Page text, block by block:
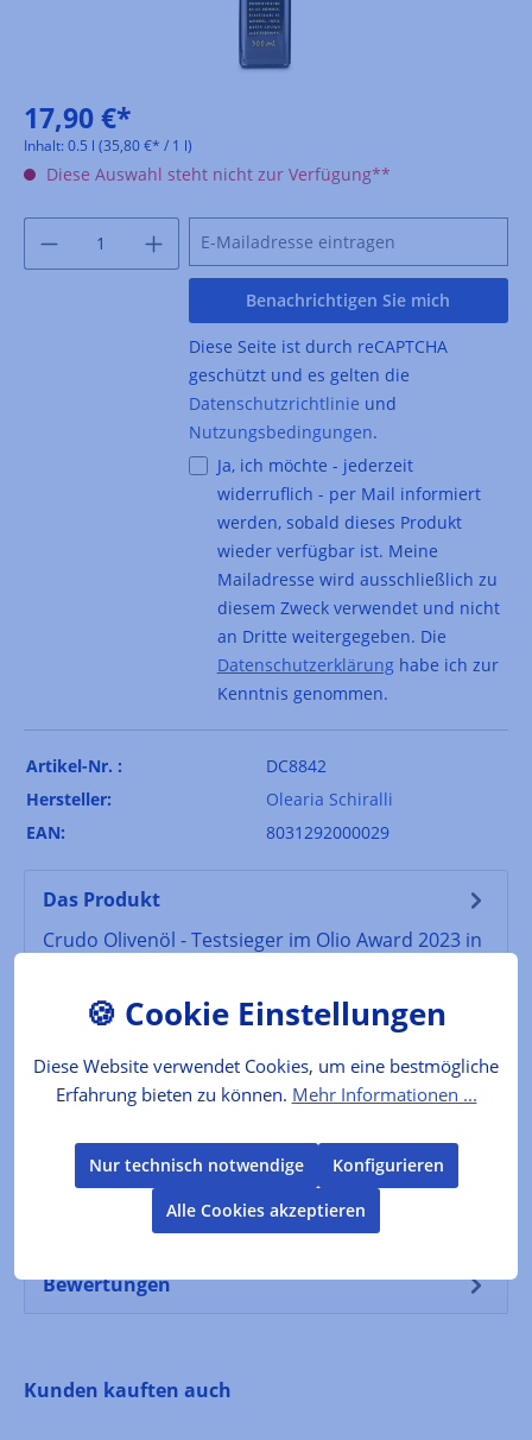
17,90 €*
Inhalt: 0.5 l (35,80 €* / 1 l)
Diese Auswahl steht nicht zur Verfügung**
Benachrichtigen Sie mich
Diese Seite ist durch reCAPTCHA
geschützt und es gelten die
Datenschutzrichtlinie und
Nutzungsbedingungen.
Ja, ich möchte - jederzeit
widerruflich - per Mail informiert
werden, sobald dieses Produkt
wieder verfügbar ist. Meine
Mailadresse wird ausschließlich zu
diesem Zweck verwendet und nicht
an Dritte weitergegeben. Die
Datenschutzerklärunghabe ich zur
Kenntnis genommen.
Artikel-Nr. :
DC8842
Hersteller:
Olearia Schiralli
EAN:
8031292000029
Das Produkt
Crudo Olivenöl - Testsieger im Olio Award 2023 in
sonnenverwöhnten Apulien kommt die…
Lebensmittelkennzeichnung
VERKEHRSBEZEICHNUNGNatives Olivenöl extra
LAGERTEMPERATUR8 - 24 °C
AUFBEWAHRUNGTrocken un…Mehr
Bewertungen
Produktgalerie überspringen
Kunden kauften auch
Diese Website verwendet Cookies, um eine bestmögliche
Erfahrung bieten zu können. Mehr Informationen ...
Nur technisch notwendige
Konfigurieren
Alle Cookies akzeptieren